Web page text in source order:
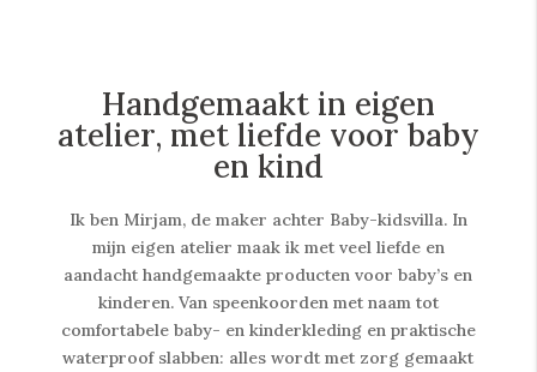
Handgemaakt in eigen
atelier, met liefde voor baby
en kind
Ik ben Mirjam, de maker achter Baby-kidsvilla. In
mijn eigen atelier maak ik met veel liefde en
aandacht handgemaakte producten voor baby’s en
kinderen. Van speenkoorden met naam tot
comfortabele baby- en kinderkleding en praktische
waterproof slabben: alles wordt met zorg gemaakt